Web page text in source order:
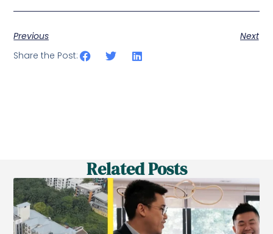
Previous
Next
Share the Post:
Related Posts